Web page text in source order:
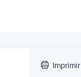
Imprimir